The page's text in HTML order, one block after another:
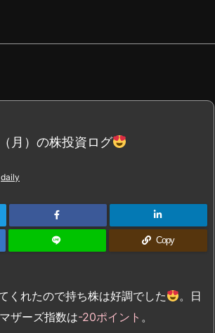
月）の株投資ログ
daily
Copy
くれたので持ち株は好調でした
。日
ザーズ指数は-20ポイント 。